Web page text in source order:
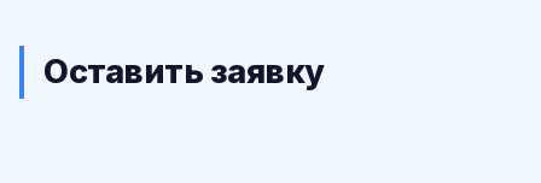
Оставить заявку